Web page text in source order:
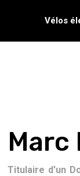
Vélos
Marc
Titulaire d'un